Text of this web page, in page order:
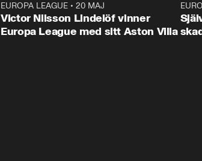
EUROPA LEAGUE • 20 MAJ
Victor Nilsson Lindelöf vinner
Europa League med sitt Aston Villa